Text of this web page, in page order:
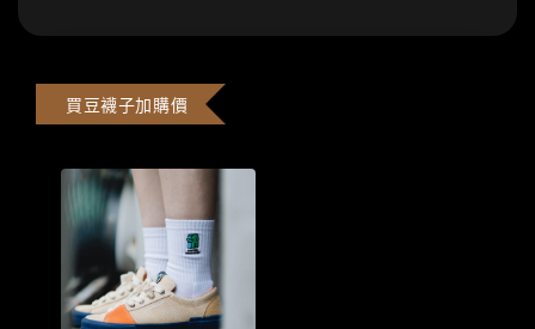
買豆襪子加購價